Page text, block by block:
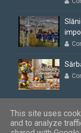
This site uses
and to analyze